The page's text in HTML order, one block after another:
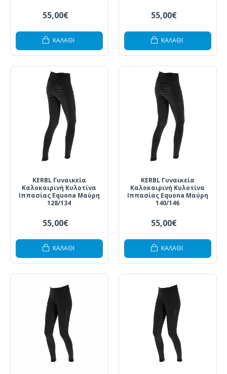
55,00€
ΚΑΛΆΘΙ
55,00€
ΚΑΛΆΘΙ
KERBL Γυναικεία
Καλοκαιρινή Κυλοτίνα
Ιππασίας Equona Μαύρη
128/134
55,00€
ΚΑΛΆΘΙ
KERBL Γυναικεία
Καλοκαιρινή Κυλοτίνα
Ιππασίας Equona Μαύρη
140/146
55,00€
ΚΑΛΆΘΙ